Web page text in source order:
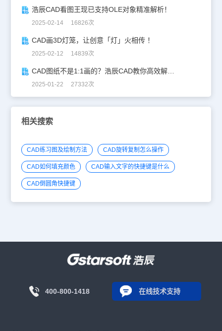
浩辰CAD看图王现已支持OLE对象精准解析！
2025-02-14 16826次
CAD画3D灯笼，让创意「灯」火相传 ！
2025-02-12 14839次
CAD图纸不是1:1画的？浩辰CAD教你高效解决！
2025-01-22 27332次
相关搜索
CAD练习图及绘制方法 CAD旋转复制怎么操作
CAD如何填充颜色 CAD输入文字的快捷键是什么
CAD倒圆角快捷键
400-800-1418 在线技术支持